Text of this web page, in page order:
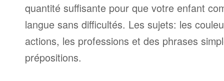
quantité suffisante pour que votre enfant
langue sans difficultés. Les sujets: les
actions, les professions et des phrases
prépositions.